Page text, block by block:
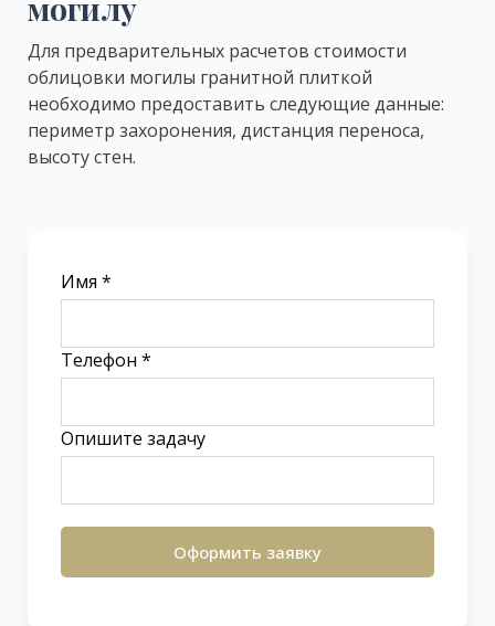
могилу
Для предварительных расчетов стоимости
облицовки могилы гранитной плиткой
необходимо предоставить следующие данные:
периметр захоронения, дистанция переноса,
высоту стен.
Имя *
Телефон *
Опишите задачу
Оформить заявку